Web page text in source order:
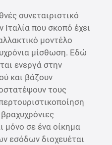
συνεταιριστικό
Ιταλία που σκοπό έχει
μοντέλο
μίσθωση. Εδώ
ενεργά στην
και βάζουν
τους
μόνο σε ένα οίκημα
εσόδων διοχευέται